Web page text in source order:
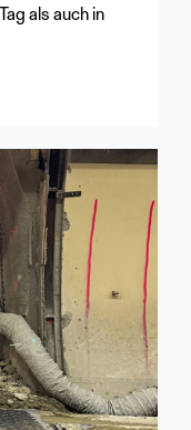
als auch in